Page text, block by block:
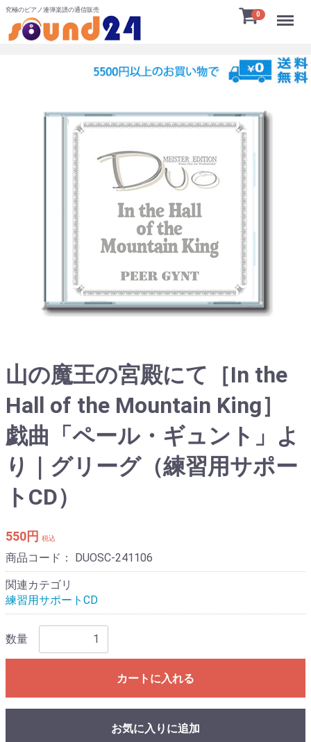
究極のピアノ連弾楽譜の通信販売
0 Menu
山の魔王の宮殿にて［In the
Hall of the Mountain King］
戯曲「ペール・ギュント」よ
り｜グリーグ（練習用サポー
トCD）
550円 税込
商品コード： DUOSC-241106
関連カテゴリ
練習用サポートCD
数量
カートに入れる
お気に入りに追加